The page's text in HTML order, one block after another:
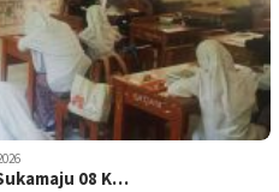
08 K…